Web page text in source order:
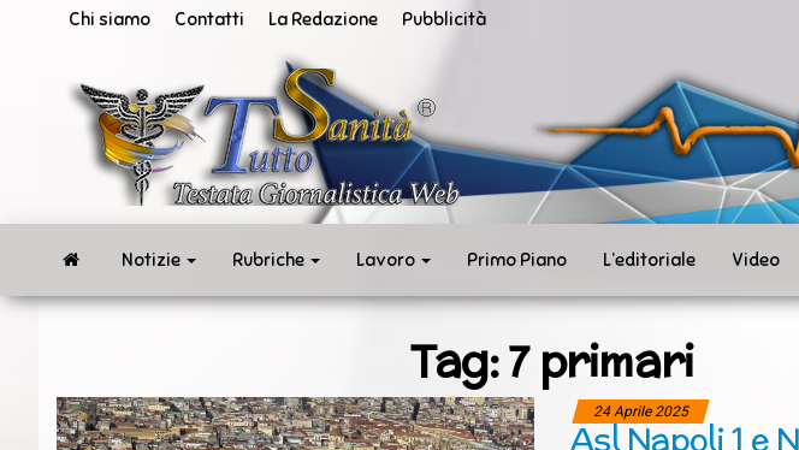
Chi siamo Contatti La Redazione Pubblicità
tempo
reale
Notizie Rubriche Lavoro Primo Piano L’editoriale Video
Tag:7 primari
24 Aprile 2025
Asl Napoli 1 e